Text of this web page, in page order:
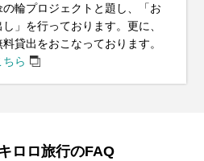
輪プロジェクトと題し、「お
」を行っております。更に、
貸出をおこなっております。
ら
ロロ旅行のFAQ